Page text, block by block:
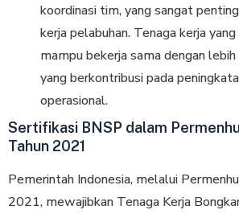
koordinasi tim, yang sangat
kerja pelabuhan. Tenaga kerja
mampu bekerja sama dengan
yang berkontribusi pada
operasional.
Sertifikasi BNSP dalam
Tahun 2021
Pemerintah Indonesia, melalui
2021, mewajibkan Tenaga Kerja